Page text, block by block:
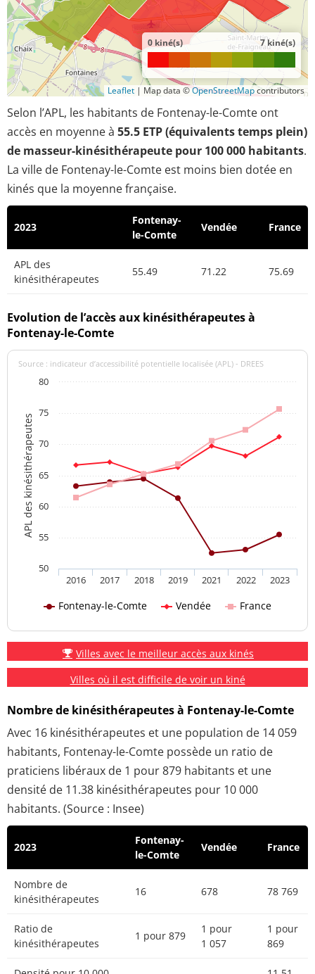
0 kiné(s) 7 kiné(s)
Leaflet | Map data ©OpenStreetMapcontributors
Selon l’APL, les habitants de Fontenay-le-Comte ont
accès en moyenne à 55.5 ETP (équivalents temps plein)
de masseur-kinésithérapeute pour 100 000 habitants.
La ville de Fontenay-le-Comte est moins bien dotée en
kinés que la moyenne française.
2023
Fontenay-
le-Comte
Vendée France
APL des
kinésithérapeutes
55.49 71.22 75.69
Evolution de l’accès aux kinésithérapeutes à
Fontenay-le-Comte
APL des kinésithérapeutes
Source : indicateur d’accessibilité potentielle localisée (APL) - DREES
Fontenay-le-Comte Vendée France
2016 2017 2018 2019 2021 2022 2023
50
55
60
65
70
75
80
Villes avec le meilleur accès aux kinés
Villes où il est difficile de voir un kiné
Nombre de kinésithérapeutes à Fontenay-le-Comte
Avec 16 kinésithérapeutes et une population de 14 059
habitants, Fontenay-le-Comte possède un ratio de
praticiens libéraux de 1 pour 879 habitants et une
densité de 11.38 kinésithérapeutes pour 10 000
habitants. (Source : Insee)
2023
Fontenay-
le-Comte
Vendée France
Nombre de
kinésithérapeutes
16 678 78 769
Ratio de
kinésithérapeutes
1 pour 879
1 pour
1 057
1 pour
869